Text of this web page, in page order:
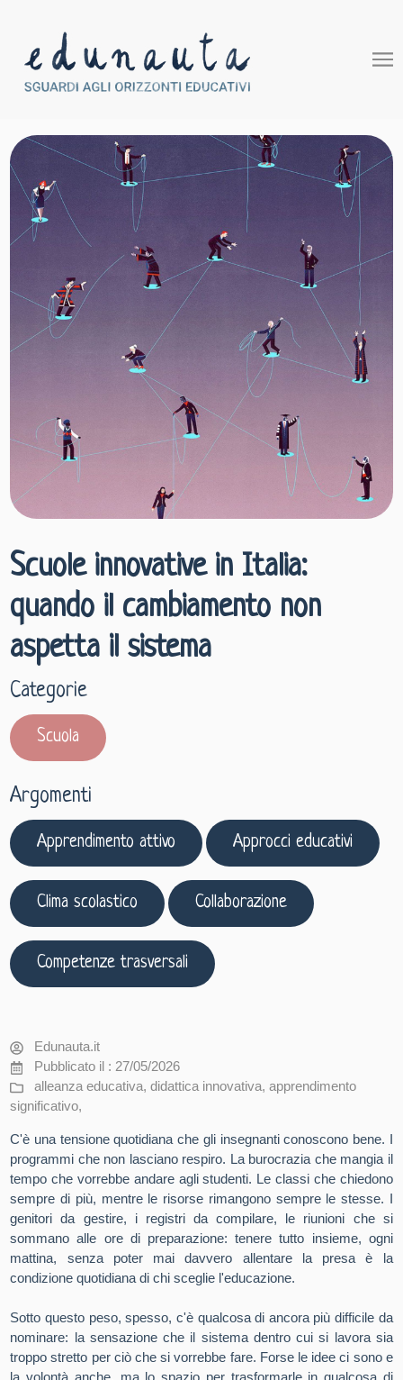
Scuole innovative in Italia:
quando il cambiamento non
aspetta il sistema
Categorie
Scuola
Argomenti
Apprendimento attivo Approcci educativi
Clima scolastico Collaborazione
Competenze trasversali
Edunauta.it
Pubblicato il : 27/05/2026
alleanza educativa, didattica innovativa, apprendimento
significativo,
C'è una tensione quotidiana che gli insegnanti conoscono bene. I
programmi che non lasciano respiro. La burocrazia che mangia il
tempo che vorrebbe andare agli studenti. Le classi che chiedono
sempre di più, mentre le risorse rimangono sempre le stesse. I
genitori da gestire, i registri da compilare, le riunioni che si
sommano alle ore di preparazione: tenere tutto insieme, ogni
mattina, senza poter mai davvero allentare la presa è la
condizione quotidiana di chi sceglie l'educazione.
Sotto questo peso, spesso, c'è qualcosa di ancora più difficile da
nominare: la sensazione che il sistema dentro cui si lavora sia
troppo stretto per ciò che si vorrebbe fare. Forse le idee ci sono e
la volontà anche, ma lo spazio per trasformarle in qualcosa di